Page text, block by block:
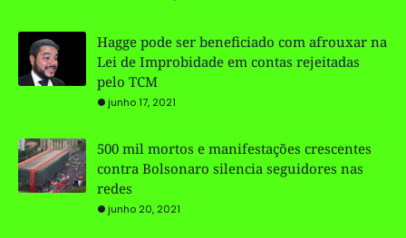
Hagge pode ser beneficiado com afrouxar na
Lei de Improbidade em contas rejeitadas
pelo TCM
junho 17, 2021
500 mil mortos e manifestações crescentes
contra Bolsonaro silencia seguidores nas
redes
junho 20, 2021